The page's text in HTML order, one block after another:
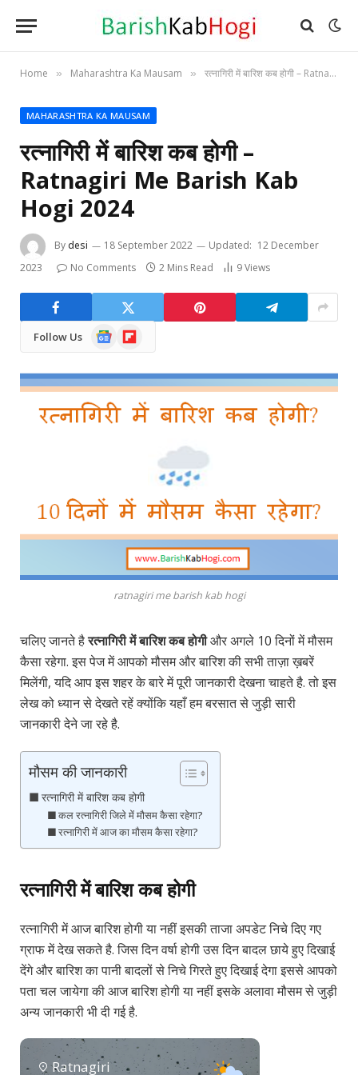
Home » Maharashtra Ka Mausam » रत्नागिरी में बारिश कब होगी – Ratnagiri Me Barish Kab Hogi 2024
MAHARASHTRA KA MAUSAM
रत्नागिरी में बारिश कब होगी –
Ratnagiri Me Barish Kab
Hogi 2024
Bydesi 18 September 2022 Updated: 12 December
2023
No Comments 2 Mins Read 9Views
Follow Us
Google
News
Flipboard
ratnagiri me barish kab hogi
चलिए जानते हैरत्नागिरी में बारिश कब होगीऔर अगले 10 दिनों में मौसम
कैसा रहेगा. इस पेज में आपको मौसम और बारिश की सभी ताज़ा ख़बरें
मिलेंगी, यदि आप इस शहर के बारे में पूरी जानकारी देखना चाहते है. तो इस
लेख को ध्यान से देखते रहें क्योंकि यहाँ हम बरसात से जुड़ी सारी
जानकारी देने जा रहे है.
मौसम की जानकारी
रत्नागिरी में बारिश कब होगी
कल रत्नागिरी जिले में मौसम कैसा रहेगा?
रत्नागिरी में आज का मौसम कैसा रहेगा?
रत्नागिरी में बारिश कब होगी
रत्नागिरी में आज बारिश होगी या नहीं इसकी ताजा अपडेट निचे दिए गए
ग्राफ में देख सकते है. जिस दिन वर्षा होगी उस दिन बादल छाये हुए दिखाई
देंगे और बारिश का पानी बादलों से निचे गिरते हुए दिखाई देगा इससे आपको
पता चल जायेगा की आज बारिश होगी या नहीं इसके अलावा मौसम से जुड़ी
अन्य जानकारी भी दी गई है.
Ratnagiri